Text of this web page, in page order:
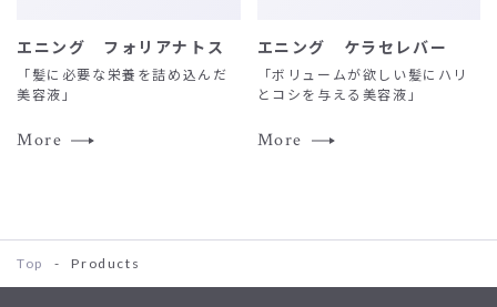
エニング フォリアナトス
「髪に必要な栄養を詰め込んだ
美容液」
More
エニング ケラセレバー
「ボリュームが欲しい髪にハリ
とコシを与える美容液」
More
Top - Products